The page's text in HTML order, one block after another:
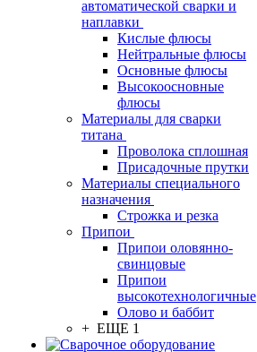
автоматической сварки и
наплавки
Кислые флюсы
Нейтральные флюсы
Основные флюсы
Высокоосновные
флюсы
Материалы для сварки
титана
Проволока сплошная
Присадочные прутки
Материалы специального
назначения
Строжка и резка
Припои
Припои оловянно-
свинцовые
Припои
высокотехнологичные
Олово и баббит
+ ЕЩЕ 1